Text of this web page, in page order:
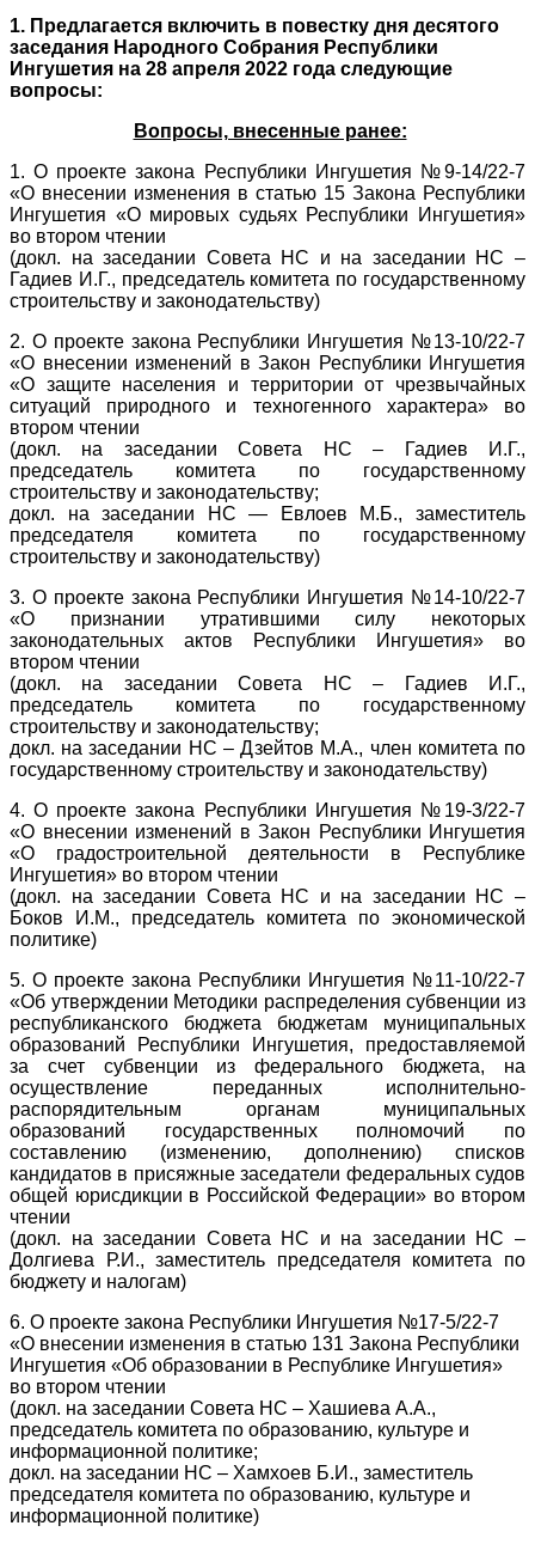
1. Предлагается включить в повестку дня десятого
заседания Народного Собрания Республики
Ингушетия на 28 апреля 2022 года следующие
вопросы:
Вопросы, внесенные ранее:
1. О проекте закона Республики Ингушетия №9-14/22-7
«О внесении изменения в статью 15 Закона Республики
Ингушетия «О мировых судьях Республики Ингушетия»
во втором чтении
(докл. на заседании Совета НС и на заседании НС –
Гадиев И.Г., председатель комитета по государственному
строительству и законодательству)
2. О проекте закона Республики Ингушетия №13-10/22-7
«О внесении изменений в Закон Республики Ингушетия
«О защите населения и территории от чрезвычайных
ситуаций природного и техногенного характера» во
втором чтении
(докл. на заседании Совета НС – Гадиев И.Г.,
председатель комитета по государственному
строительству и законодательству;
докл. на заседании НС — Евлоев М.Б., заместитель
председателя комитета по государственному
строительству и законодательству)
3. О проекте закона Республики Ингушетия №14-10/22-7
«О признании утратившими силу некоторых
законодательных актов Республики Ингушетия» во
втором чтении
(докл. на заседании Совета НС – Гадиев И.Г.,
председатель комитета по государственному
строительству и законодательству;
докл. на заседании НС – Дзейтов М.А., член комитета по
государственному строительству и законодательству)
4. О проекте закона Республики Ингушетия №19-3/22-7
«О внесении изменений в Закон Республики Ингушетия
«О градостроительной деятельности в Республике
Ингушетия» во втором чтении
(докл. на заседании Совета НС и на заседании НС –
Боков И.М., председатель комитета по экономической
политике)
5. О проекте закона Республики Ингушетия №11-10/22-7
«Об утверждении Методики распределения субвенции из
республиканского бюджета бюджетам муниципальных
образований Республики Ингушетия, предоставляемой
за счет субвенции из федерального бюджета, на
осуществление переданных исполнительно-
распорядительным органам муниципальных
образований государственных полномочий по
составлению (изменению, дополнению) списков
кандидатов в присяжные заседатели федеральных судов
общей юрисдикции в Российской Федерации» во втором
чтении
(докл. на заседании Совета НС и на заседании НС –
Долгиева Р.И., заместитель председателя комитета по
бюджету и налогам)
6. О проекте закона Республики Ингушетия №17-5/22-7
«О внесении изменения в статью 131 Закона Республики
Ингушетия «Об образовании в Республике Ингушетия»
во втором чтении
(докл. на заседании Совета НС – Хашиева А.А.,
председатель комитета по образованию, культуре и
информационной политике;
докл. на заседании НС – Хамхоев Б.И., заместитель
председателя комитета по образованию, культуре и
информационной политике)